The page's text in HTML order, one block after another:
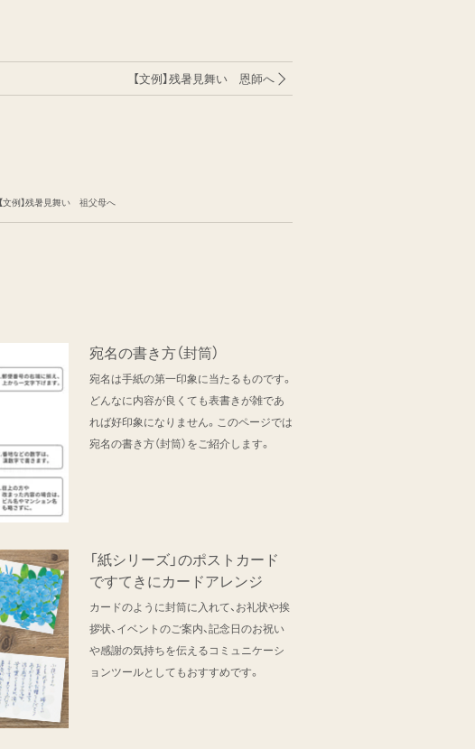
【文例】残暑見舞い 恩師へ
【文例】残暑見舞い 祖父母へ
宛名の書き方（封筒）
宛名は手紙の第一印象に当たるものです。
どんなに内容が良くても表書きが雑であ
れば好印象になりません。このページでは
宛名の書き方（封筒）をご紹介します。
「紙シリーズ」のポストカード
ですてきにカードアレンジ
カードのように封筒に入れて、お礼状や挨
拶状、イベントのご案内、記念日のお祝い
や感謝の気持ちを伝えるコミュニケーシ
ョンツールとしてもおすすめです。